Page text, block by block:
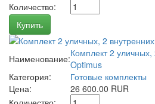
Количество:
Купить
Наименование:Комплект 2
Optimus
Категория:
Готовые комплекты
Цена:
26 600.00 RUR